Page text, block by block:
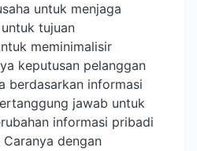
untuk menjaga
tujuan
meminimalisir
keputusan pelanggan
berdasarkan informasi
jawab untuk
informasi pribadi
dengan